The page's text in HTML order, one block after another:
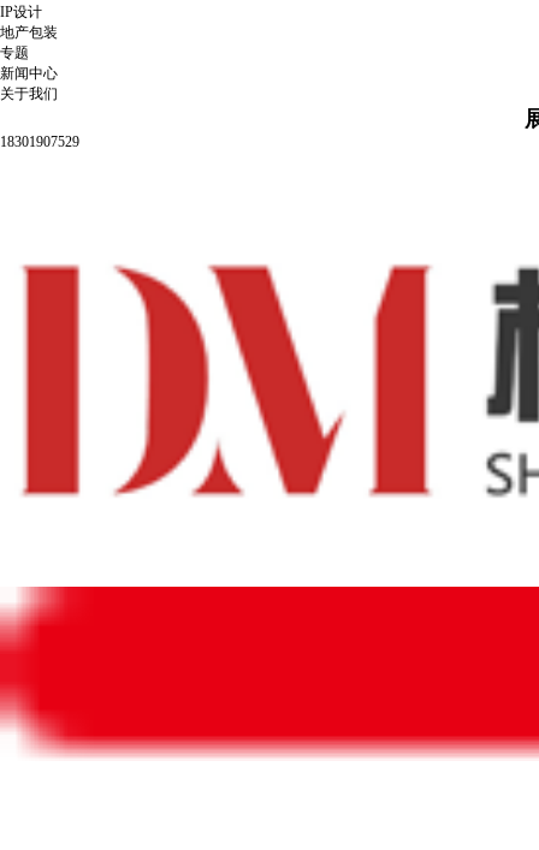
IP设计
地产包装
专题
新闻中心
关于我们
18301907529